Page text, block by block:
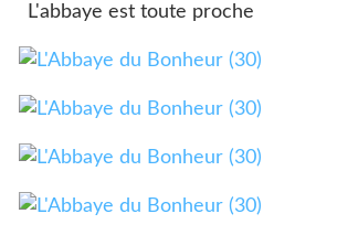
L'abbaye est toute proche